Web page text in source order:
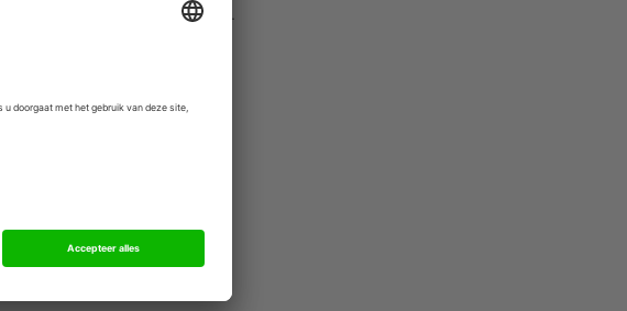
uit de markt noemen.
tot industrialisatie
te slaan.
tak van
in projectgedreven
deovername van
Consulting